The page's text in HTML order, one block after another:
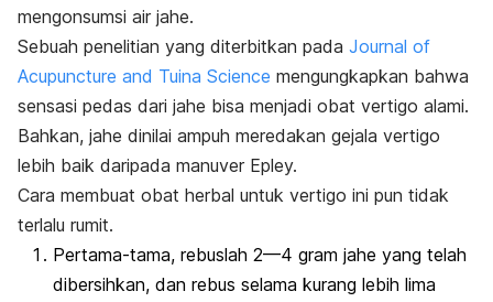
mengonsumsi air jahe.
Sebuah penelitian yang diterbitkan pada Journal of
Acupuncture and Tuina Science mengungkapkan bahwa
sensasi pedas dari jahe bisa menjadi obat vertigo alami.
Bahkan, jahe dinilai ampuh meredakan gejala vertigo
lebih baik daripada manuver Epley.
Cara membuat obat herbal untuk vertigo ini pun tidak
terlalu rumit.
Pertama-tama, rebuslah 2—4 gram jahe yang telah
dibersihkan, dan rebus selama kurang lebih lima